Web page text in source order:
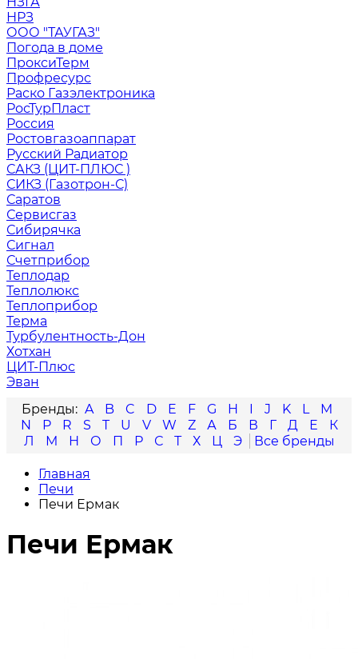
НРЗ
ООО "ТАУГАЗ"
Погода в доме
ПроксиТерм
Профресурс
Раско Газэлектроника
РосТурПласт
Россия
Ростовгазоаппарат
Русский Радиатор
САКЗ (ЦИТ-ПЛЮС )
СИКЗ (Газотрон-С)
Саратов
Сервисгаз
Сибирячка
Сигнал
Счетприбор
Теплодар
Теплолюкс
Теплоприбор
Терма
Турбулентность-Дон
Хотхан
ЦИТ-Плюс
Эван
A
B C D E F G H I J K L
M
N
P R S T U V W Z А Б В Г Д Е
К
Л
М Н О П Р С Т Х Ц Э
Главная
Печи
Печи Ермак
Печи Ермак